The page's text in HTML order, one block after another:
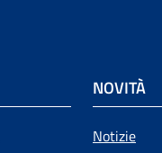
NOVITÀ
Notizie